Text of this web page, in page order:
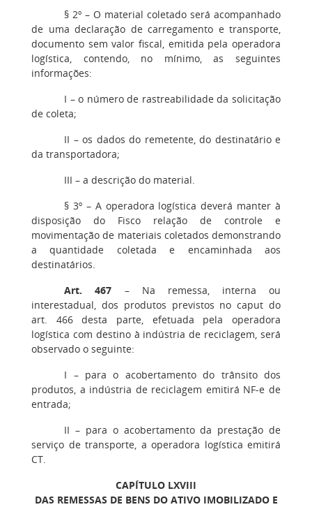
§ 2º– O material coletado será acompanhado
de uma declaração de carregamento e transporte,
documento sem valor fiscal, emitida pela operadora
logística, contendo, no mínimo, as seguintes
informações:
I – o número de rastreabilidade da solicitação
de coleta;
II – os dados do remetente, do destinatário e
da transportadora;
III– a descrição do material.
§ 3º – A operadora logística deverá manter à
disposição do Fisco relação de controle e
movimentação de materiais coletados demonstrando
a quantidade coletada e encaminhada aos
destinatários.
Art. 467
– Na remessa, interna ou
interestadual, dos produtos previstos no caput do
art. 466 desta parte, efetuada pela operadora
logística com destino à indústria de reciclagem, será
observado o seguinte:
I – para o acobertamento do trânsito dos
produtos, a indústria de reciclagem emitirá NF-e de
entrada;
II – para o acobertamento da prestação de
serviço de transporte, a operadora logística emitirá
CT.
CAPÍTULO LXVIII
DAS REMESSAS DE BENS DO ATIVO IMOBILIZADO E